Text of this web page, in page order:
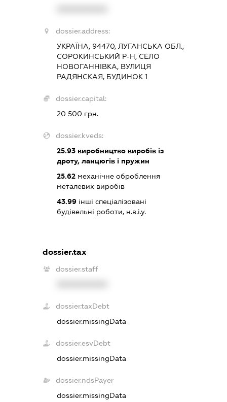
dossier.address:
УКРАЇНА, 94470, ЛУГАНСЬКА ОБЛ.,
СОРОКИНСЬКИЙ Р-Н, СЕЛО
НОВОГАННІВКА, ВУЛИЦЯ
РАДЯНСКАЯ, БУДИНОК 1
dossier.capital:
20 500 грн.
dossier.kveds:
25.93виробництво виробів із
дроту, ланцюгів і пружин
25.62механічне оброблення
металевих виробів
43.99інші спеціалізовані
будівельні роботи, н.в.і.у.
dossier.tax
dossier.staff
dossier.taxDebt
dossier.missingData
dossier.esvDebt
dossier.missingData
dossier.ndsPayer
dossier.missingData